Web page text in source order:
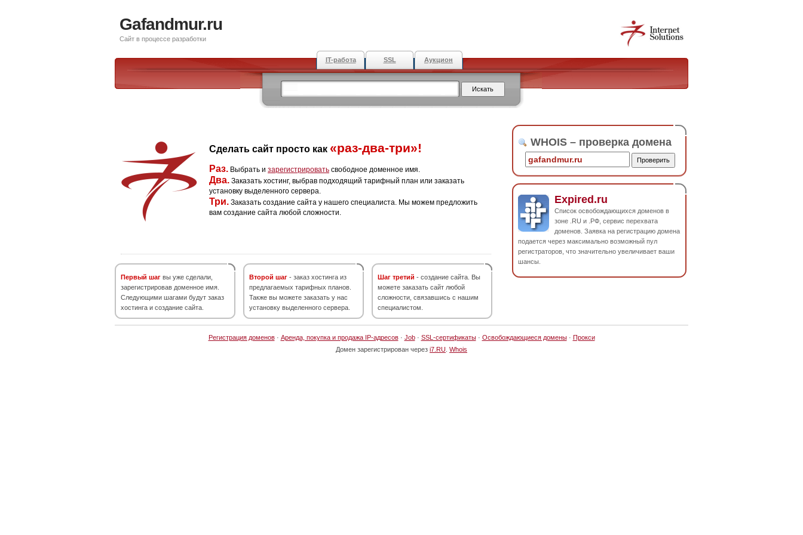
Gafandmur.ru
Сайт в процессе разработки
IT-работа SSL Аукцион
Сделать сайт просто как «раз-два-три»!
Раз. Выбрать и зарегистрировать свободное доменное имя.
Два. Заказать хостинг, выбрав подходящий тарифный план или заказать
установку выделенного сервера.
Три. Заказать создание сайта у нашего специалиста. Мы можем предложить
вам создание сайта любой сложности.
Первый шаг вы уже сделали,
зарегистрировав доменное имя.
Следующими шагами будут заказ
хостинга и создание сайта.
Второй шаг - заказ хостинга из
предлагаемых тарифных планов.
Также вы можете заказать у нас
установку выделенного сервера.
Шаг третий - создание сайта. Вы
можете заказать сайт любой
сложности, связавшись с нашим
специалистом.
WHOIS – проверка домена
Expired.ru
Список освобождающихся доменов в
зоне .RU и .РФ, сервис перехвата
доменов. Заявка на регистрацию домена
подается через максимально возможный пул
регистраторов, что значительно увеличивает ваши
шансы.
Регистрация доменов· Аренда, покупка и продажа IP-адресов· Job· SSL-сертификаты· Освобождающиеся домены· Прокси
Домен зарегистрирован через i7.RU Whois